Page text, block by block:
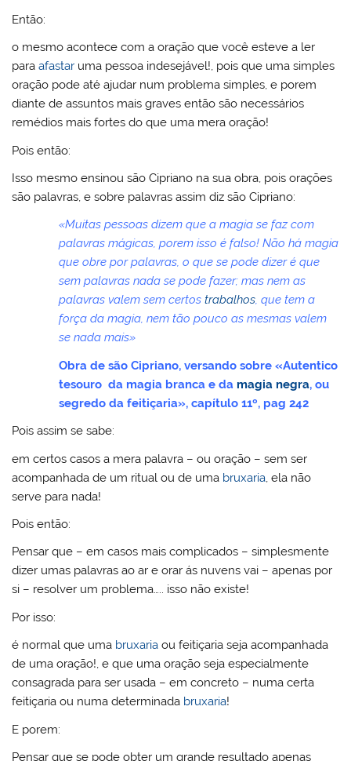
Então:
o mesmo acontece com a oração que você esteve a ler
paraafastar uma pessoa indesejável!, pois que uma simples
oração pode até ajudar num problema simples, e porem
diante de assuntos mais graves então são necessários
remédios mais fortes do que uma mera oração!
Pois então:
Isso mesmo ensinou são Cipriano na sua obra, pois orações
são palavras, e sobre palavras assim diz são Cipriano:
«Muitas pessoas dizem que a magia se faz com
palavras mágicas, porem isso é falso! Não há magia
que obre por palavras, o que se pode dizer é que
sem palavras nada se pode fazer; mas nem as
palavras valem sem certostrabalhos, que tem a
força da magia, nem tão pouco as mesmas valem
se nada mais»
Obra de são Cipriano, versando sobre «Autentico
tesouro da magia branca e da magia negra, ou
segredo da feitiçaria», capítulo 11º, pag 242
Pois assim se sabe:
em certos casos a mera palavra – ou oração – sem ser
acompanhada de um ritual ou de uma bruxaria, ela não
serve para nada!
Pois então:
Pensar que – em casos mais complicados – simplesmente
dizer umas palavras ao ar e orar ás nuvens vai – apenas por
si – resolver um problema….. isso não existe!
Por isso:
é normal que uma bruxaria ou feitiçaria seja acompanhada
de uma oração!, e que uma oração seja especialmente
consagrada para ser usada – em concreto – numa certa
feitiçaria ou numa determinada bruxaria!
E porem:
Pensar que se pode obter um grande resultado apenas